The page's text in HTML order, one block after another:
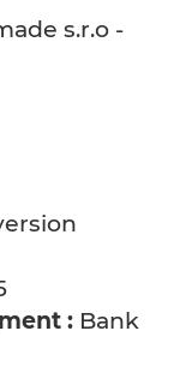
s.r.o -
: Bank